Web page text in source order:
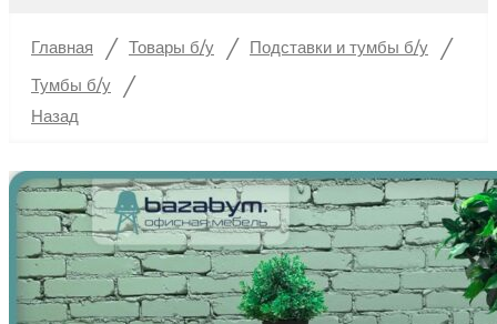
Главная / Товары б/у / Подставки и тумбы б/у /
Тумбы б/у /
Назад